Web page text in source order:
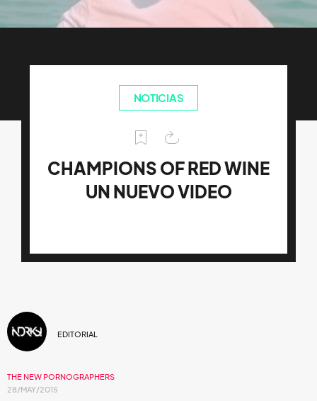
NOTICIAS
CHAMPIONS OF RED WINE
UN NUEVO VIDEO
EDITORIAL
THE NEW PORNOGRAPHERS
28/MAY/2015